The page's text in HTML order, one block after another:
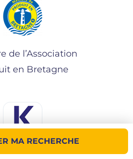
MA RECHERCHE
de l’Association
en Bretagne